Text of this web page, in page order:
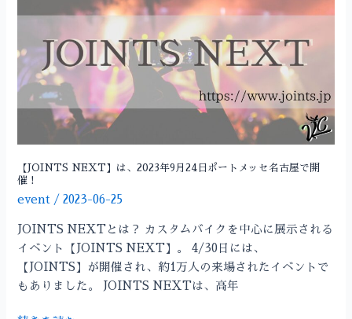
【JOINTS NEXT】は、2023年9月24日ポートメッセ名古屋で開
催！
event /2023-06-25
JOINTS NEXTとは？ カスタムバイクを中心に展示される
イベント【JOINTS NEXT】。 4/30日には、
【JOINTS】が開催され、約1万人の来場されたイベントで
もありました。 JOINTS NEXTは、高年
は、
年
9
月
24
ポ
ー
ト
メ
で